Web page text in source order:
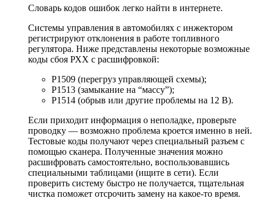
Словарь кодов ошибок легко найти в интернете.
Системы управления в автомобилях с инжектором
регистрируют отклонения в работе топливного
регулятора. Ниже представлены некоторые возможные
коды сбоя РХХ с расшифровкой:
Р1509 (перегруз управляющей схемы);
Р1513 (замыкание на “массу”);
Р1514 (обрыв или другие проблемы на 12 В).
Если приходит информация о неполадке, проверьте
проводку — возможно проблема кроется именно в ней.
Тестовые коды получают через специальный разъем с
помощью сканера. Полученные значения можно
расшифровать самостоятельно, воспользовавшись
специальными таблицами (ищите в сети). Если
проверить систему быстро не получается, тщательная
чистка поможет отсрочить замену на какое-то время.